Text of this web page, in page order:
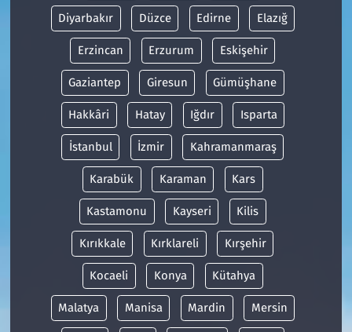
Diyarbakır Düzce Edirne Elazığ
Erzincan Erzurum Eskişehir
Gaziantep Giresun Gümüşhane
Hakkâri Hatay Iğdır Isparta
İstanbul İzmir Kahramanmaraş
Karabük Karaman Kars
Kastamonu Kayseri Kilis
Kırıkkale Kırklareli Kırşehir
Kocaeli Konya Kütahya
Malatya Manisa Mardin Mersin